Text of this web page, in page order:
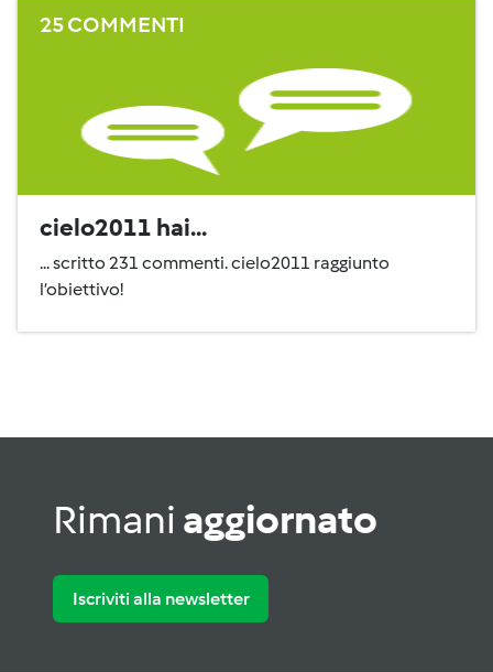
25 COMMENTI
cielo2011 hai...
... scritto 231 commenti. cielo2011 raggiunto
l’obiettivo!
Rimani aggiornato
Iscriviti alla newsletter